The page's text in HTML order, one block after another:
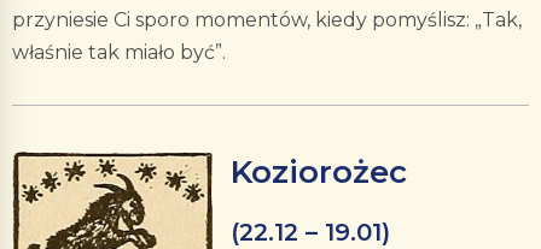
przyniesie Ci sporo momentów, kiedy pomyślisz: „Tak,
właśnie tak miało być”.
Koziorożec
(22.12 – 19.01)